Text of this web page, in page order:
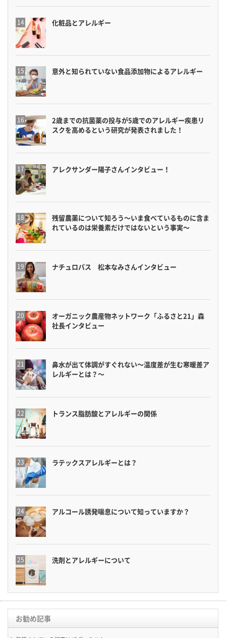
化粧品とアレルギー
意外と知られていない食品添加物によるアレルギー
2歳までの抗菌薬の投与が5歳でのアレルギー疾患リ
スクを高めるという研究が発表されました！
アレクサンダー陽子さんインタビュー！
残留農薬について知ろう〜いま食べているものに含ま
れているのは栄養素だけではないという事実〜
ナチュロパス 松本なみさんインタビュー
オーガニック農産物ネットワーク「ふるさと21」森
社長インタビュー
鼻水が出て体調がすぐれない〜温度差が生む寒暖差ア
レルギーとは？〜
トランス脂肪酸とアレルギーの関係
ラテックスアレルギーとは？
アルコール誘発喘息について知っていますか？
洗剤とアレルギーについて
お勧め記事